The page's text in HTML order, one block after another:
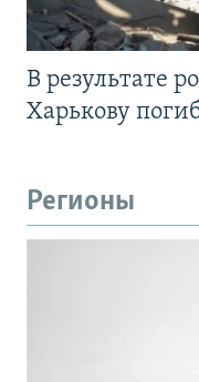
В результате
Харькову
Регионы